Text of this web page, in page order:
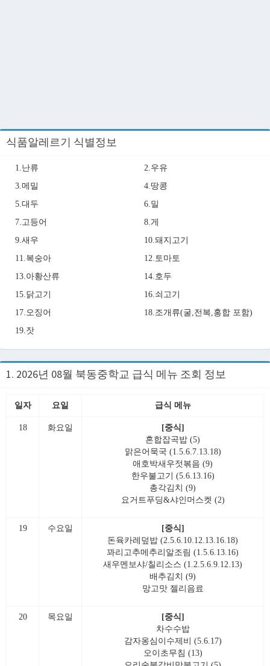
식품알레르기 식별정보
1.난류
2.우유
3.메밀
4.땅콩
5.대두
6.밀
7.고등어
8.게
9.새우
10.돼지고기
11.복숭아
12.토마토
13.아황산류
14.호두
15.닭고기
16.쇠고기
17.오징어
18.조개류(굴,전복,홍합 포함)
19.잣
1. 2026년 08월 북동중학교 급식 메뉴 조회 정보
일자 요일 급식 메뉴
18 화요일
[중식]
혼합잡곡밥 (5)
맑은어묵국 (1.5.6.7.13.18)
애호박새우젓볶음 (9)
한우불고기 (5.6.13.16)
총각김치 (9)
요거트푸딩&샤인머스켓 (2)
19 수요일
[중식]
돈육카레덮밥 (2.5.6.10.12.13.16.18)
꽈리고추메추리알조림 (1.5.6.13.16)
새우멘보샤/칠리소스 (1.2.5.6.9.12.13)
배추김치 (9)
망고맛 젤리음료
20 목요일
[중식]
차수수밥
감자옹심이수제비 (5.6.17)
오이초무침 (13)